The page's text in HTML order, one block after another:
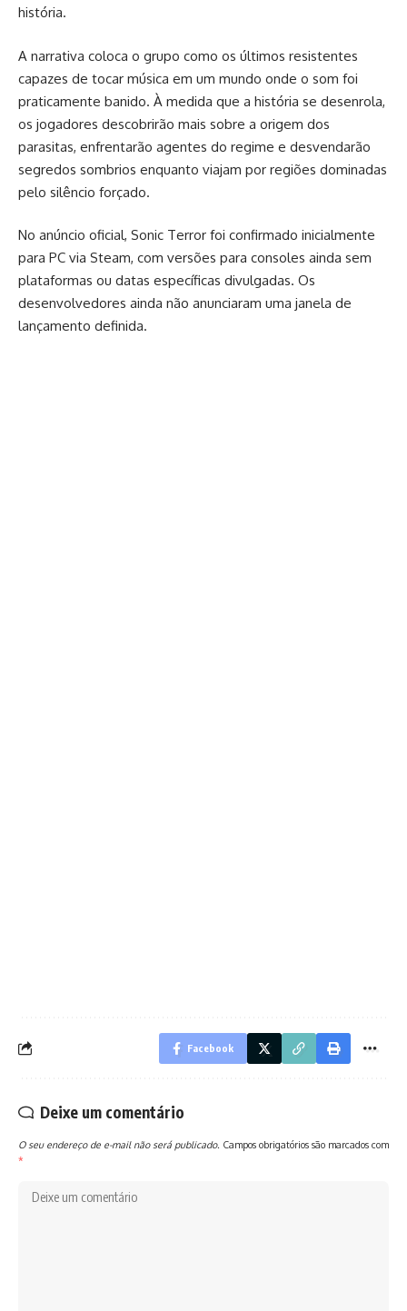
história.
A narrativa coloca o grupo como os últimos resistentes
capazes de tocar música em um mundo onde o som foi
praticamente banido. À medida que a história se desenrola,
os jogadores descobrirão mais sobre a origem dos
parasitas, enfrentarão agentes do regime e desvendarão
segredos sombrios enquanto viajam por regiões dominadas
pelo silêncio forçado.
No anúncio oficial, Sonic Terror foi confirmado inicialmente
para PC via Steam, com versões para consoles ainda sem
plataformas ou datas específicas divulgadas. Os
desenvolvedores ainda não anunciaram uma janela de
lançamento definida.
Facebook
Deixe um comentário
O seu endereço de e-mail não será publicado. Campos obrigatórios são marcados com
*